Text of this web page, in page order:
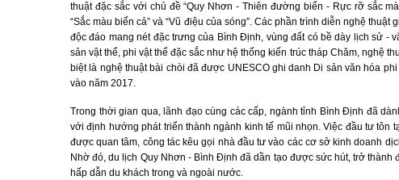
thuật đặc sắc với chủ đề “Quy Nhơn - Thiên đường biển - Rực rỡ sắc
“Sắc màu biển cả” và “Vũ điệu của sóng”. Các phần trình diễn nghệ
độc đáo mang nét đặc trưng của Bình Định, vùng đất có bề dày lịch sử -
sản vật thể, phi vật thể đặc sắc như hệ thống kiến trúc tháp Chăm, nghệ
biệt là nghệ thuật bài chòi đã được UNESCO ghi danh Di sản văn hóa
vào năm 2017.
Trong thời gian qua, lãnh đạo cùng các cấp, ngành tỉnh Bình Định đã
với định hướng phát triển thành ngành kinh tế mũi nhọn. Việc đầu tư tôn
được quan tâm, công tác kêu gọi nhà đầu tư vào các cơ sở kinh doanh
Nhờ đó, du lịch Quy Nhơn - Bình Định đã dần tạo được sức hút, trở thành
hấp dẫn du khách trong và ngoài nước.